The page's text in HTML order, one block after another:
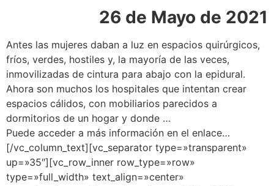
26 de Mayo de 2021
Antes las mujeres daban a luz en espacios quirúrgicos,
fríos, verdes, hostiles y, la mayoría de las veces,
inmovilizadas de cintura para abajo con la epidural.
Ahora son muchos los hospitales que intentan crear
espacios cálidos, con mobiliarios parecidos a
dormitorios de un hogar y donde …
Puede acceder a más información en el enlace…
[/vc_column_text][vc_separator type=»transparent»
up=»35″][vc_row_inner row_type=»row»
type=»full_width» text_align=»center»